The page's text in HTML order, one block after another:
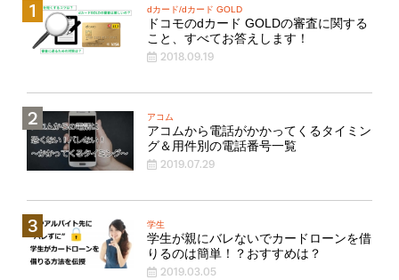
dカード/dカード GOLD
ドコモのdカード GOLDの審査に関する
こと、すべてお答えします！
2018.09.19
アコム
アコムから電話がかかってくるタイミン
グ＆用件別の電話番号一覧
2019.07.29
学生
学生が親にバレないでカードローンを借
りるのは簡単！？おすすめは？
2019.03.05